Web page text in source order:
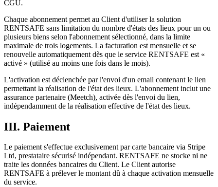
CGU.
Chaque abonnement permet au Client d'utiliser la solution
RENTSAFE sans limitation du nombre d'états des lieux pour un ou
plusieurs biens selon l'abonnement sélectionné, dans la limite
maximale de trois logements. La facturation est mensuelle et se
renouvelle automatiquement dès que le service RENTSAFE est «
activé » (utilisé au moins une fois dans le mois).
L'activation est déclenchée par l'envoi d'un email contenant le lien
permettant la réalisation de l'état des lieux. L'abonnement inclut une
assurance partenaire (Meetch), activée dès l'envoi du lien,
indépendamment de la réalisation effective de l'état des lieux.
III. Paiement
Le paiement s'effectue exclusivement par carte bancaire via Stripe
Ltd, prestataire sécurisé indépendant. RENTSAFE ne stocke ni ne
traite les données bancaires du Client. Le Client autorise
RENTSAFE à prélever le montant dû à chaque activation mensuelle
du service.